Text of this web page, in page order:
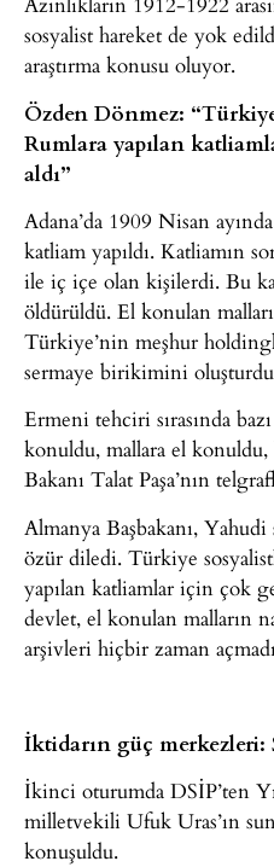
sosyalist hareket de yok
araştırma konusu oluyor.
Özden Dönmez:
Rumlara yapılan
aldı”
Adana’da 1909 Nisan
katliam yapıldı. Katliamın
ile iç içe olan kişilerdi. Bu
öldürüldü. El konulan
Türkiye’nin meşhur
sermaye birikimini
Ermeni tehciri sırasında
konuldu, mallara el
Bakanı Talat Paşa’nın
Almanya Başbakanı,
özür diledi. Türkiye
yapılan katliamlar için çok
devlet, el konulan malların
arşivleri hiçbir zaman
İktidarın güç merkezleri:
İkinci oturumda DSİP’ten
milletvekili Ufuk Uras’ın
konuşuldu.